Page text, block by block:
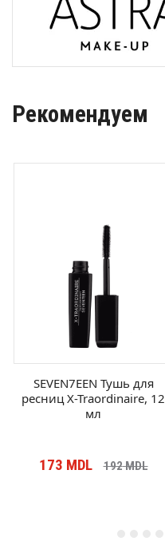
Рекомендуем
SEVEN7EEN Тушь для
ресниц X-Traordinaire, 12
мл
173 MDL 192MDL